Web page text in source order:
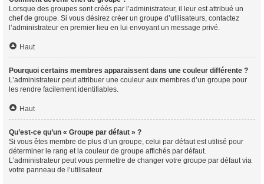
Lorsque des groupes sont créés par l’administrateur, il leur est attribué un
chef de groupe. Si vous désirez créer un groupe d’utilisateurs, contactez
l’administrateur en premier lieu en lui envoyant un message privé.
Haut
Pourquoi certains membres apparaissent dans une couleur différente ?
L’administrateur peut attribuer une couleur aux membres d’un groupe pour
les rendre facilement identifiables.
Haut
Qu’est-ce qu’un « Groupe par défaut » ?
Si vous êtes membre de plus d’un groupe, celui par défaut est utilisé pour
déterminer le rang et la couleur de groupe affichés par défaut.
L’administrateur peut vous permettre de changer votre groupe par défaut via
votre panneau de l’utilisateur.